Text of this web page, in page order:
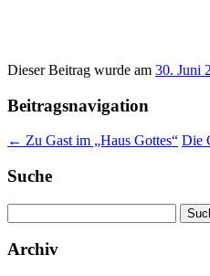
Dieser Beitrag wurde am 30. Juni
Beitragsnavigation
← Zu Gast im „Haus Gottes“ Die
Suche
nach:
Archiv